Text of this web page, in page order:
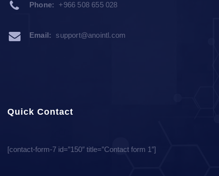
Phone:
+966 508 655 028
Email: support@anointl.com
Quick Contact
[contact-form-7 id=”150″ title=”Contact form 1″]